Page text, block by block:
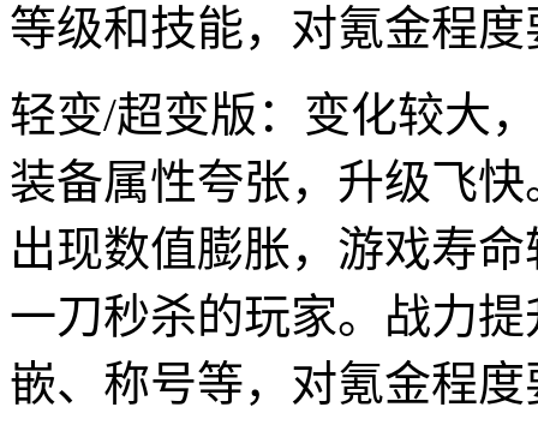
等级和技能，对氪金程
轻变/超变版：变化较大
装备属性夸张，升级飞
出现数值膨胀，游戏寿
一刀秒杀的玩家。战力
嵌、称号等，对氪金程